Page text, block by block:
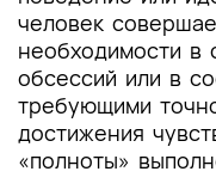
человек
необходимости в
обсессий или в
требующими
достижения
«полноты»